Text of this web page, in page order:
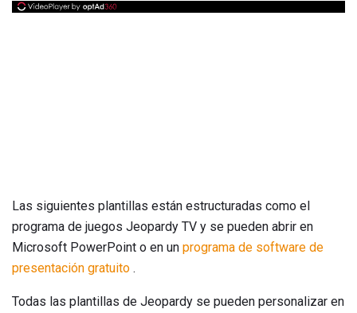
Las siguientes plantillas están estructuradas como el
programa de juegos Jeopardy TV y se pueden abrir en
Microsoft PowerPoint o en un programa de software de
presentación gratuito .
Todas las plantillas de Jeopardy se pueden personalizar en